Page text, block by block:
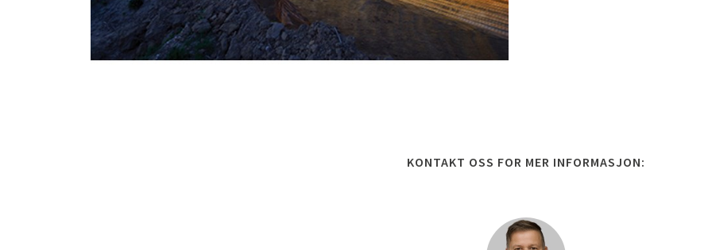
KONTAKT OSS FOR MER INFORMASJON: